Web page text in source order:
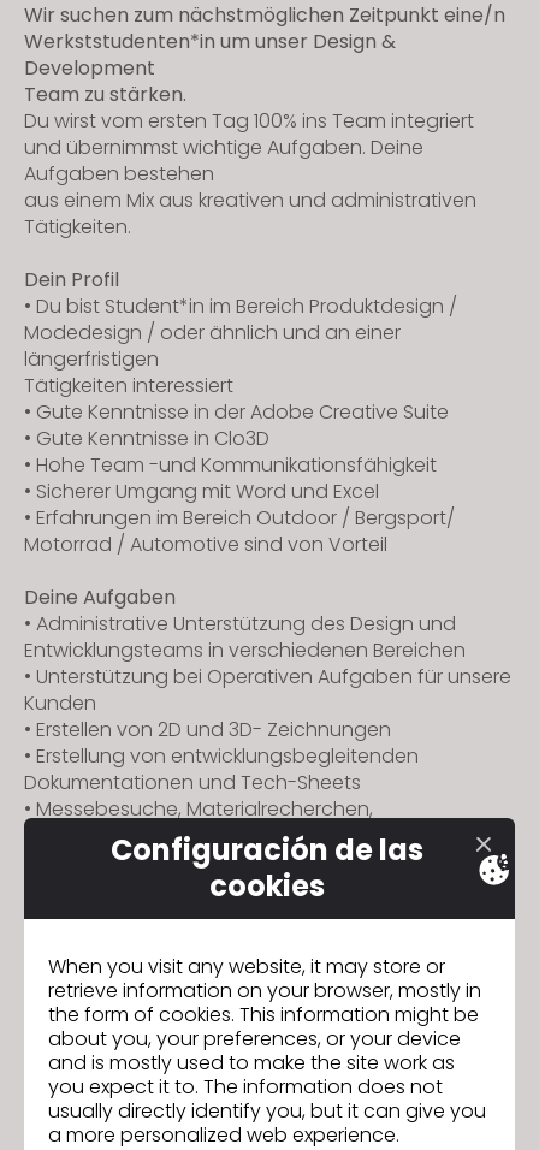
Wir suchen zum nächstmöglichen Zeitpunkt eine/n
Werkststudenten*in um unser Design &
Development
Team zu stärken.
Du wirst vom ersten Tag 100% ins Team integriert
und übernimmst wichtige Aufgaben. Deine
Aufgaben bestehen
aus einem Mix aus kreativen und administrativen
Tätigkeiten.
Dein Profil
• Du bist Student*in im Bereich Produktdesign /
Modedesign / oder ähnlich und an einer
längerfristigen
Tätigkeiten interessiert
• Gute Kenntnisse in der Adobe Creative Suite
• Gute Kenntnisse in Clo3D
• Hohe Team -und Kommunikationsfähigkeit
• Sicherer Umgang mit Word und Excel
• Erfahrungen im Bereich Outdoor / Bergsport/
Motorrad / Automotive sind von Vorteil
Deine Aufgaben
• Administrative Unterstützung des Design und
Entwicklungsteams in verschiedenen Bereichen
• Unterstützung bei Operativen Aufgaben für unsere
Kunden
• Erstellen von 2D und 3D- Zeichnungen
• Erstellung von entwicklungsbegleitenden
Dokumentationen und Tech-Sheets
• Messebesuche, Materialrecherchen,
Das bieten wir
• Faire Vergütung und die Möglichkeit Dich und
deine Ideen einzubringen.
Arbeitszeiten und einem hilfsbereiten Team.
• Einen modernen Arbeitsplatz im Herzen von
München mit guter Anbindung an den ÖPNV
• Grosses, ruhiges Büro im denkmalgeschützten
Kontorhaus mit italienischer Espressomaschine
• Einen Einblick in ein breit gestreutes rennomiertes
internationales Kundenfeld
Configuración de las
cookies
When you visit any website, it may store or
retrieve information on your browser, mostly in
the form of cookies. This information might be
about you, your preferences, or your device
and is mostly used to make the site work as
you expect it to. The information does not
usually directly identify you, but it can give you
a more personalized web experience.